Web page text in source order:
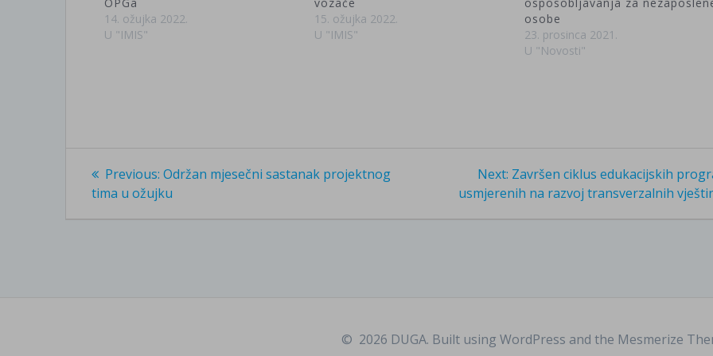
14. ožujka 2022.
U "IMIS"
15. ožujka 2022.
U "IMIS"
osobe
23. prosinca 2021.
U "Novosti"
Navigacija
objava
Previous: Previous
post:
Održan mjesečni sastanak projektnog
tima u ožujku
Next: Next
post:
Završen ciklus edukacijskih
usmjerenih na razvoj transverzalnih
© 2026 DUGA. Built using WordPress and the Mesmerize